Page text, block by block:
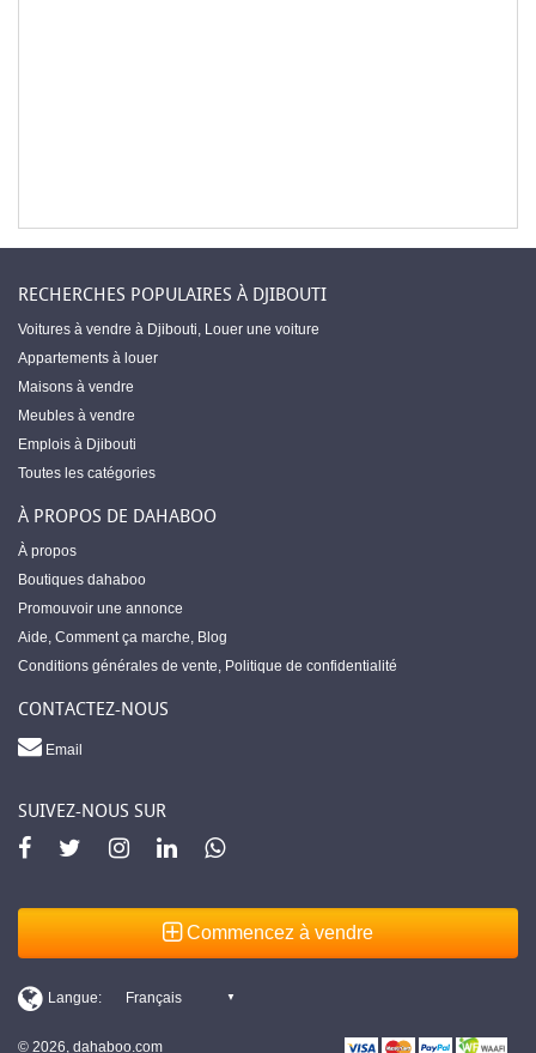
RECHERCHES POPULAIRES À DJIBOUTI
Voitures à vendre à Djibouti, Louer une voiture
Appartements à louer
Maisons à vendre
Meubles à vendre
Emplois à Djibouti
Toutes les catégories
À PROPOS DE DAHABOO
À propos
Boutiques dahaboo
Promouvoir une annonce
Aide, Comment ça marche, Blog
Conditions générales de vente, Politique de confidentialité
CONTACTEZ-NOUS
Email
SUIVEZ-NOUS SUR
Commencez à vendre
© 2026, dahaboo.com